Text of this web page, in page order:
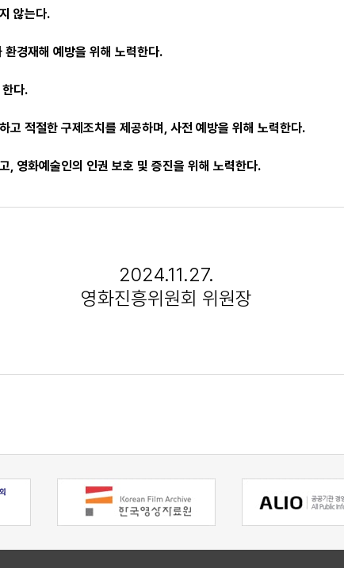
않는다.
경재해 예방을 위해 노력한다.
다.
고 적절한 구제조치를 제공하며, 사전 예방을 위해 노력한다.
, 영화예술인의 인권 보호 및 증진을 위해 노력한다.
2024.11.27.
영화진흥위원회 위원장